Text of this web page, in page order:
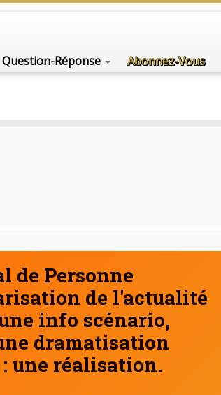
Question-Réponse Abonnez-Vous
de Personne
de l'actualité
info scénario,
dramatisation
une réalisation.